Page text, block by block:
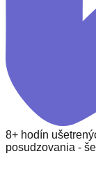
8+ hodín
posudzovania -